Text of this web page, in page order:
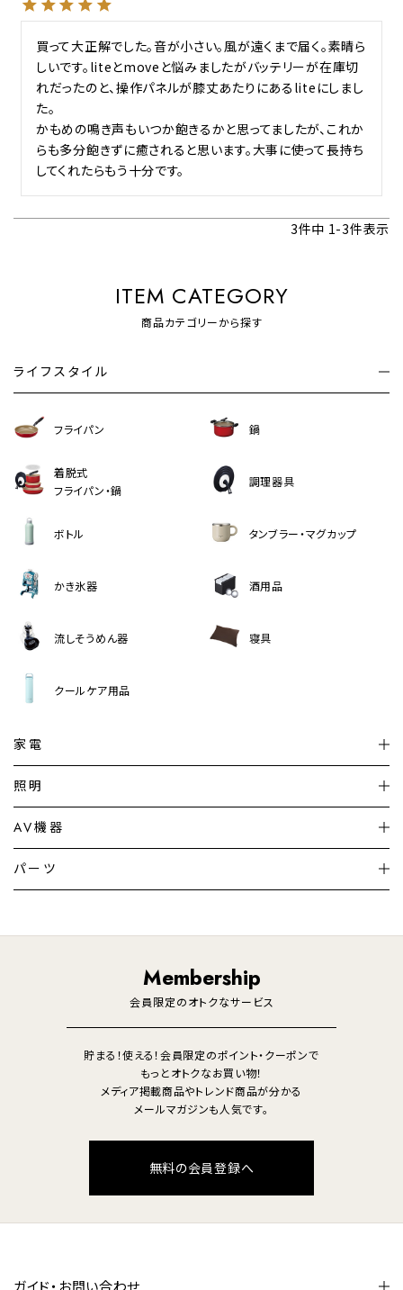
買って大正解でした。音が小さい。風が遠くまで届く。素晴ら
しいです。liteとmoveと悩みましたがバッテリーが在庫切
れだったのと、操作パネルが膝丈あたりにあるliteにしまし
た。
かもめの鳴き声もいつか飽きるかと思ってましたが、これか
らも多分飽きずに癒されると思います。大事に使って長持ち
してくれたらもう十分です。
3件中 1-3件表示
ITEM CATEGORY
商品カテゴリーから探す
ライフスタイル
フライパン 鍋
着脱式
フライパン・鍋
調理器具
ボトル タンブラー・マグカップ
かき氷器 酒用品
流しそうめん器 寝具
クールケア用品
家電
加湿器・空気清浄機
暖房機 掃除機
調理家電 生活家電
照明
シーリングライト
デスクライト
AV機器
テレビ
パーツ
Membership
会員限定のオトクなサービス
貯まる！使える！会員限定のポイント・クーポンで
もっとオトクなお買い物！
メディア掲載商品やトレンド商品が分かる
メールマガジンも人気です。
無料の会員登録へ
ガイド・お問い合わせ